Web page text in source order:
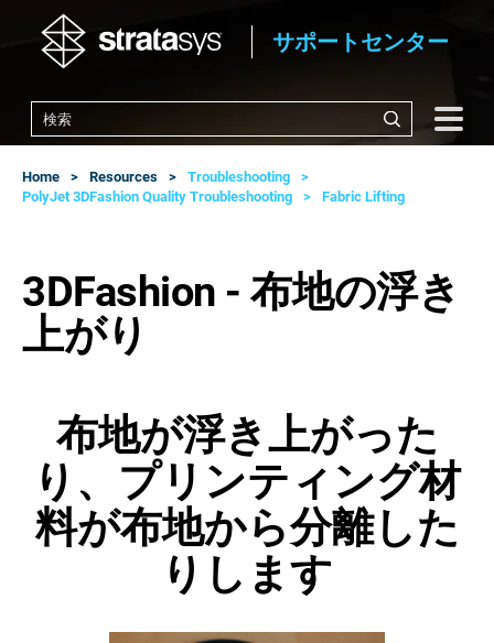
サポートセンター
Home Resources
Troubleshooting
PolyJet 3DFashion Quality Troubleshooting
Fabric Lifting
3DFashion - 布地の浮き
上がり
布地が浮き上がった
り、プリンティング材
料が布地から分離した
りします